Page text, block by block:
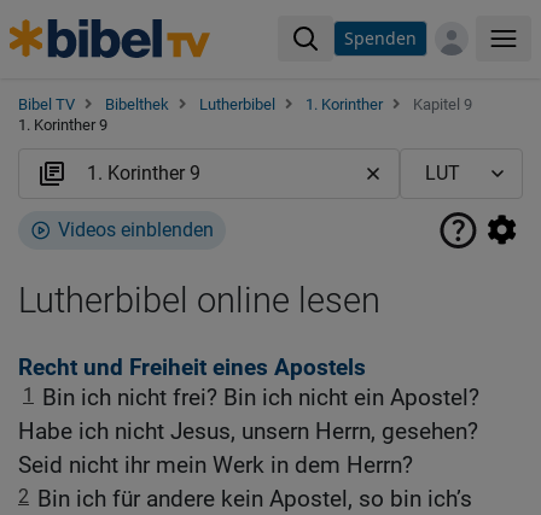
Spenden
Bibel TV Bibelthek Lutherbibel 1. Korinther
Kapitel 9
1. Korinther 9
Videos einblenden
Lutherbibel online lesen
Recht und Freiheit eines Apostels
1
Bin ich nicht frei? Bin ich nicht ein Apostel?
Habe ich nicht Jesus, unsern Herrn, gesehen?
Seid nicht ihr mein Werk in dem Herrn?
2 Bin ich für andere kein Apostel, so bin ich’s